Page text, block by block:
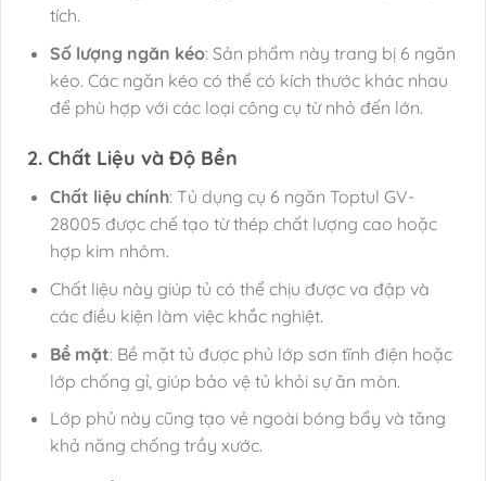
tích.
Số lượng ngăn kéo: Sản phẩm này trang bị 6 ngăn
kéo. Các ngăn kéo có thể có kích thước khác nhau
để phù hợp với các loại công cụ từ nhỏ đến lớn.
2. Chất Liệu và Độ Bền
Chất liệu chính: Tủ dụng cụ 6 ngăn Toptul GV-
28005 được chế tạo từ thép chất lượng cao hoặc
hợp kim nhôm.
Chất liệu này giúp tủ có thể chịu được va đập và
các điều kiện làm việc khắc nghiệt.
Bề mặt: Bề mặt tủ được phủ lớp sơn tĩnh điện hoặc
lớp chống gỉ, giúp bảo vệ tủ khỏi sự ăn mòn.
Lớp phủ này cũng tạo vẻ ngoài bóng bẩy và tăng
khả năng chống trầy xước.